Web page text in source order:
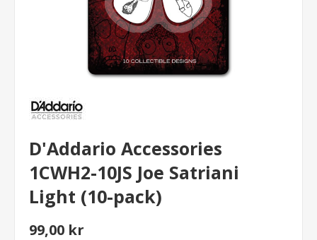
D'Addario Accessories
1CWH2-10JS Joe Satriani
Light (10-pack)
99,00 kr